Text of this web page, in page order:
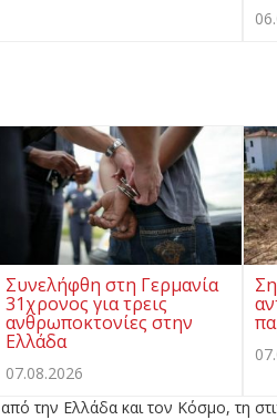
Συνελήφθη στη Γερμανία
31χρονος για τρεις
ανθρωποκτονίες στην
Ελλάδα
07.08.2026
από την Ελλάδα και τον Κόσμο, τη